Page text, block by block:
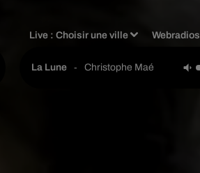
Live :Choisir une ville Webradios
La Lune - Christophe Maé